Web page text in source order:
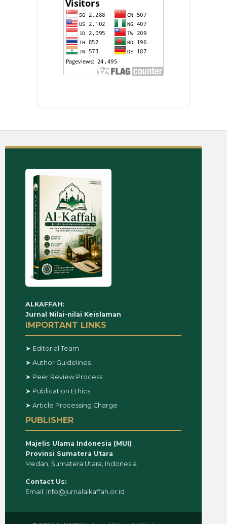
ALKAFFAH:
Jurnal Nilai-nilai Keislaman
IMPORTANT LINKS
➤ Editorial Team
➤ Author Guidelines
➤ Peer Review Process
➤ Publication Ethics
➤ Article Processing Charge
PUBLISHER
Majelis Ulama Indonesia (MUI)
Provinsi Sumatera Utara
Medan, Sumatera Utara, Indonesia
Contact Us:
Email: info@jurnalalkaffah.or.id